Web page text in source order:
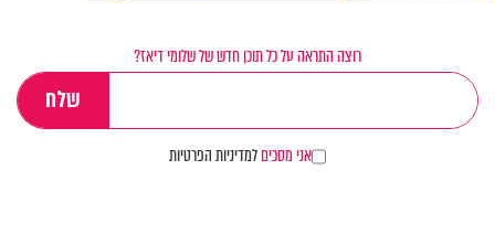
רוצה התראה על כל תוכן חדש של שלומי דיאז?
אני מסכיםלמדיניות הפרטיות